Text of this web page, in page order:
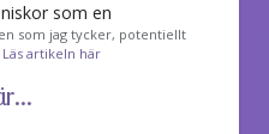
som en
som jag tycker, potentiellt
Läs artikeln här